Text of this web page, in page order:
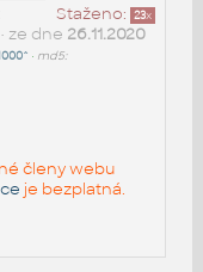
Staženo: 23x
ze dne 26.11.2020
• md5:
členy webu
je bezplatná.